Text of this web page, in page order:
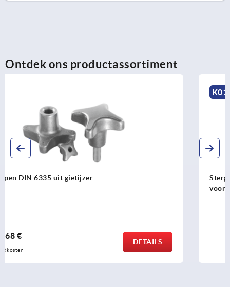
Ontdek ons productassortiment
Stergrepen kunststof visueel detecteerbaar met
vanaf
plus verzendkosten